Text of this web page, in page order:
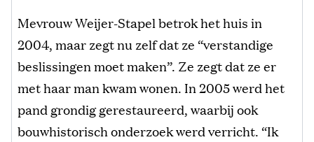
Mevrouw Weijer-Stapel betrok het huis in
2004, maar zegt nu zelf dat ze “verstandige
beslissingen moet maken”. Ze zegt dat ze er
met haar man kwam wonen. In 2005 werd het
pand grondig gerestaureerd, waarbij ook
bouwhistorisch onderzoek werd verricht. “Ik